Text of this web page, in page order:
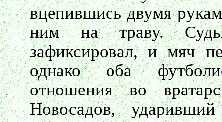
вцепившись двумя
ним на траву.
зафиксировал, и мяч
однако оба
отношения во
Новосадов,